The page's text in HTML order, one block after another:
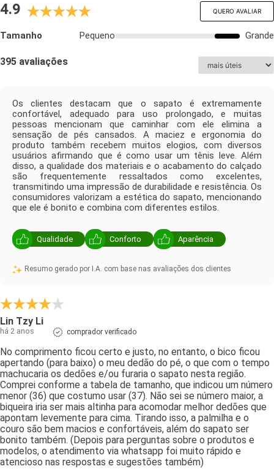
4.9
Tamanho Pequeno Grande
QUERO AVALIAR
395 avaliações
Os clientes destacam que o sapato é extremamente
confortável, adequado para uso prolongado, e muitas
pessoas mencionam que caminhar com ele elimina a
sensação de pés cansados. A maciez e ergonomia do
produto também recebem muitos elogios, com diversos
usuários afirmando que é como usar um tênis leve. Além
disso, a qualidade dos materiais e o acabamento do calçado
são frequentemente ressaltados como excelentes,
transmitindo uma impressão de durabilidade e resistência. Os
consumidores valorizam a estética do sapato, mencionando
que ele é bonito e combina com diferentes estilos.
Qualidade Conforto Aparência
Resumo gerado por I.A. com base nas avaliações dos clientes
Lin Tzy Li
há 2 anos comprador verificado
No comprimento ficou certo e justo, no entanto, o bico ficou
apertando (para baixo) o meu dedão do pé, o que com o tempo
machucaria os dedões e/ou furaria o sapato nesta região.
Comprei conforme a tabela de tamanho, que indicou um número
menor (36) que costumo usar (37). Não sei se número maior, a
biqueira iria ser mais altinha para acomodar melhor dedões que
apontam levemente para cima. Tirando isso, a palmilha e o
couro são bem macios e confortáveis, além do sapato ser
bonito também. (Depois para perguntas sobre o produtos e
modelos, o atendimento via whatsapp foi muito rápido e
atencioso nas respostas e sugestões também)